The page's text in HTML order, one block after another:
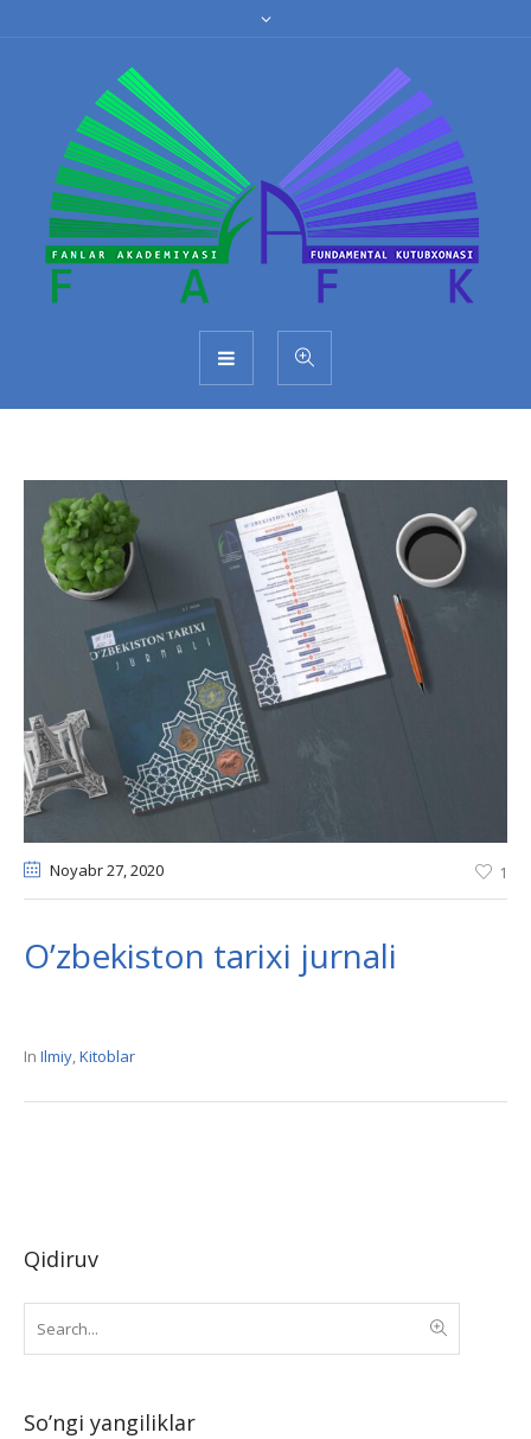
Noyabr 27, 2020 1
O’zbekiston tarixi jurnali
In Ilmiy,Kitoblar
Qidiruv
So’ngi yangiliklar